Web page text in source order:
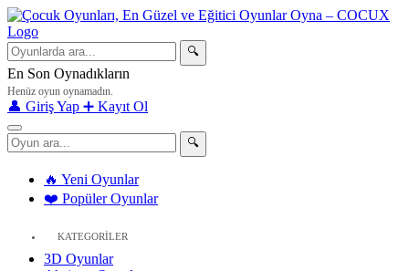
🔍
En Son Oynadıkların
Henüz oyun oynamadın.
👤 Giriş Yap ➕ Kayıt Ol
🔍
🔥 Yeni Oyunlar
❤️ Popüler Oyunlar
KATEGORİLER
3D Oyunlar